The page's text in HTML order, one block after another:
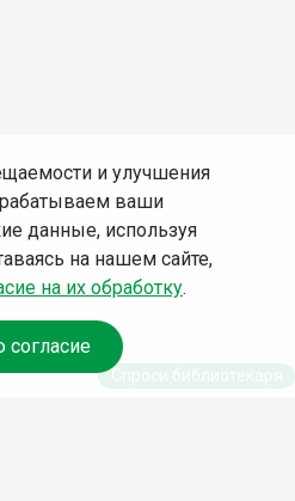
и улучшения
ваши
данные, используя
на нашем сайте,
на их обработку.
Спроси библиотекаря